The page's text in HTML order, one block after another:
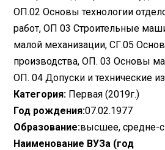
ОП.02 Основы технологии
работ, ОП 03 Строительные
малой механизации, СГ.05
производства, ОП. 03 Основы
ОП. 04 Допуски и технические
Категория: Первая (2019г.)
Год рождения:07.02.1977
Образование:высшее, средне-
Наименование ВУЗа (год